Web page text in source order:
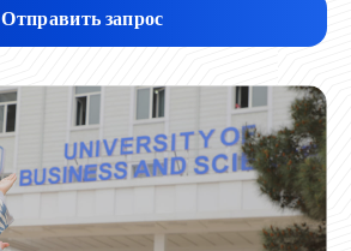
Отправить запрос